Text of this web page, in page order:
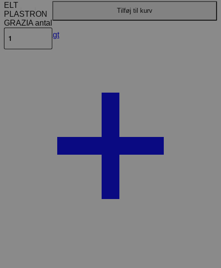
ELT
PLASTRON
GRAZIA antal
Tilføj til kurv
Levering & fragt